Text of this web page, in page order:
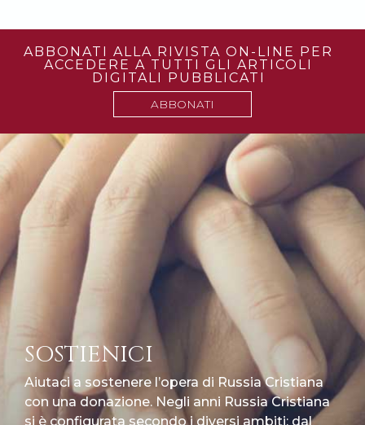
ABBONATI ALLA RIVISTA ON-LINE PER
ACCEDERE A TUTTI GLI ARTICOLI
DIGITALI PUBBLICATI
ABBONATI
SOSTIENICI
Aiutaci a sostenere l’opera di Russia Cristiana
con una donazione. Negli anni Russia Cristiana
si è configurata secondo i diversi ambiti: dal